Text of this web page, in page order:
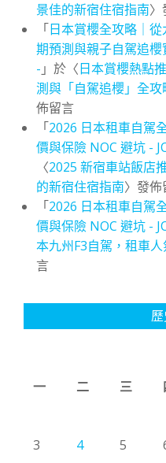
景佳的新宿住宿指南〉
「日本賞櫻全攻略｜
期預測與親子自駕追
- 」於〈日本賞櫻熱點
測與「自駕追櫻」全
佈留言
「2026 日本租車自駕
價與保險 NOC 避坑 -
〈2025 新宿車站飯店
的新宿住宿指南〉發佈
「2026 日本租車自駕
價與保險 NOC 避坑 -
本九州F3自駕，租車
言
一
二 三
3
4 5